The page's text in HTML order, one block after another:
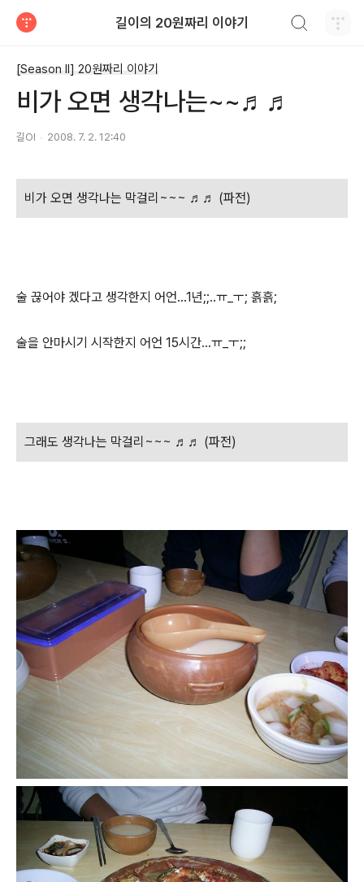
길이의 20원짜리 이야기
[Season II] 20원짜리 이야기
비가 오면 생각나는~~♬♬
길OI 2008. 7. 2. 12:40
비가 오면 생각나는 막걸리~~~ ♬♬ (파전)
술 끊어야 겠다고 생각한지 어언...1년;;..ㅠ_ㅜ; 흙흙;
술을 안마시기 시작한지 어언 15시간...ㅠ_ㅜ;;
그래도 생각나는 막걸리~~~ ♬♬ (파전)